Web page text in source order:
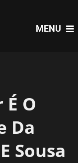
MENU
PROGRAMAS
NOTÍCIAS
É O
Da
Sousa